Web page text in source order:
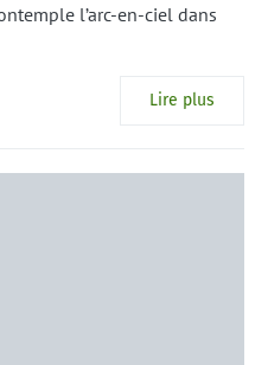
l’arc-en-ciel dans
Lire plus